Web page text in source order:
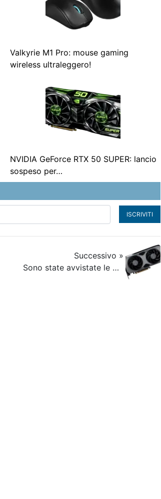
Valkyrie M1 Pro: mouse gaming
wireless ultraleggero!
NVIDIA GeForce RTX 50 SUPER: lancio
sospeso per…
ISCRIVITI
Successivo »
Sono state avvistate le prossime GPU ASUS Radeon RX 9060 XT da 8 GB e 16 GB